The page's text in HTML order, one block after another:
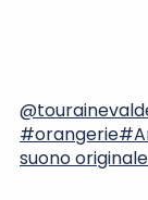
#orangerie
suono